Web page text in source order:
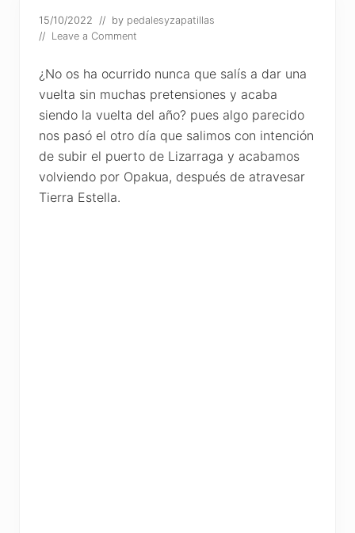
15/10/2022 // by pedalesyzapatillas
// Leave a Comment
¿No os ha ocurrido nunca que salís a dar una
vuelta sin muchas pretensiones y acaba
siendo la vuelta del año? pues algo parecido
nos pasó el otro día que salimos con intención
de subir el puerto de Lizarraga y acabamos
volviendo por Opakua, después de atravesar
Tierra Estella.